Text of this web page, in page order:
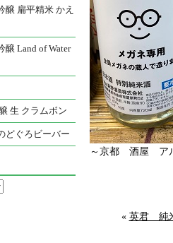
～京都 酒屋 ア
« 英君 純
扁平精米 かえ
Land of Water
生 クラムボン
どぐろビーバー